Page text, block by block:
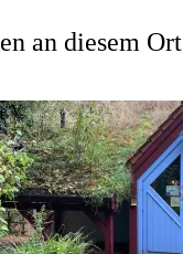
an diesem Ort